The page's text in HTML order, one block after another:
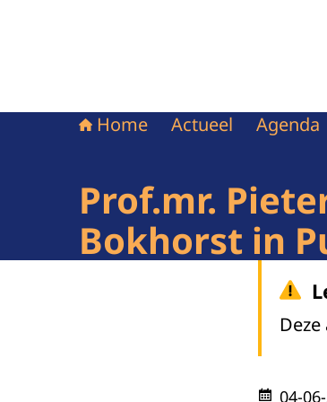
Home Actueel Agenda
Prof.mr.
Bokhorst in
04-